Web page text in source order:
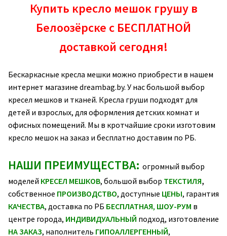
Купить кресло мешок грушу в
Белоозёрске с БЕСПЛАТНОЙ
доставкой сегодня!
Бескаркасные кресла мешки можно приобрести в нашем
интернет магазине dreambag.by. У нас большой выбор
кресел мешков и тканей. Кресла груши подходят для
детей и взрослых, для оформления детских комнат и
офисных помещений. Мы в кротчайшие сроки изготовим
кресло мешок на заказ и бесплатно доставим по РБ.
НАШИ ПРЕИМУЩЕСТВА: огромный выбор
моделей КРЕСЕЛ МЕШКОВ, большой выбор ТЕКСТИЛЯ,
собственное ПРОИЗВОДСТВО, доступные ЦЕНЫ, гарантия
КАЧЕСТВА, доставка по РБ БЕСПЛАТНАЯ, ШОУ-РУМ в
центре города, ИНДИВИДУАЛЬНЫЙ подход, изготовление
НА ЗАКАЗ, наполнитель ГИПОАЛЛЕРГЕННЫЙ,